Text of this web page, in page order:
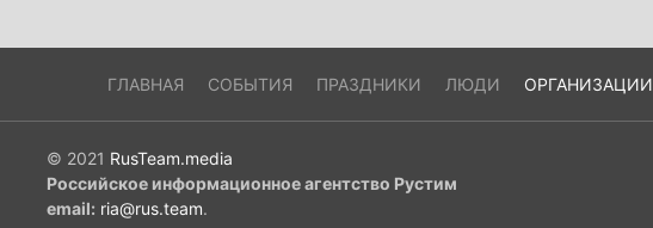
ГЛАВНАЯ СОБЫТИЯ ПРАЗДНИКИ ЛЮДИ ОРГАНИЗАЦИИ
© 2021 RusTeam.media
Российское информационное агентство Рустим
email: ria@rus.team.